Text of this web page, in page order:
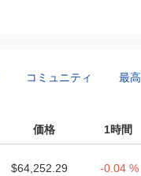
コミュニティ 最
価格 1時間
$64,252.29 -0.04 %